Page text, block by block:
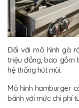
Đối với mô hình gà
triệu đồng, bao gồm
hệ thống hút mùi.
Mô hình hamburger
bánh với mức chi phí